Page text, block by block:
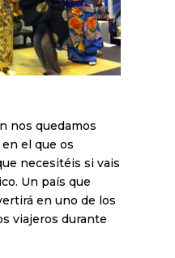
nos quedamos
en el que os
necesitéis si vais
Un país que
en uno de los
viajeros durante